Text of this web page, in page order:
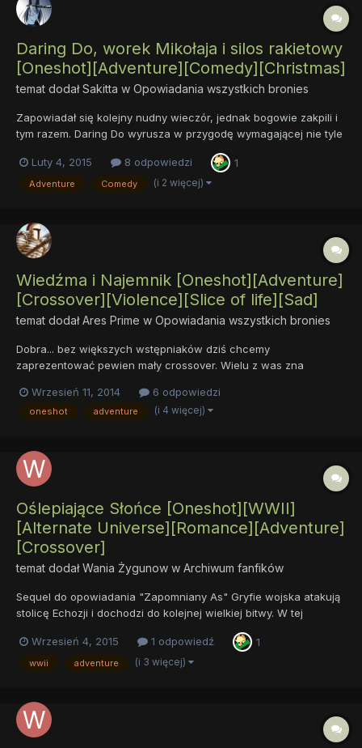
Daring Do, worek Mikołaja i silos rakietowy
[Oneshot][Adventure][Comedy][Christmas]
temat dodałSakitta w Opowiadania wszystkich bronies
Zapowiadał się kolejny nudny wieczór, jednak bogowie zakpili i
tym razem. Daring Do wyrusza w przygodę wymagającej nie tyle
się, aby przyzwoitość nawet tu nie zawitała. Opowiadanie
stworzone nie tyle z artystycznej potrzeby, co z samej chę...
Luty 4, 2015 8 odpowiedzi 1
Adventure Comedy (i 2 więcej)
Wiedźma i Najemnik [Oneshot][Adventure]
[Crossover][Violence][Slice of life][Sad]
temat dodałAres Prime w Opowiadania wszystkich bronies
Dobra... bez większych wstępniaków dziś chcemy
zaprezentować pewien mały crossover. Wielu z was zna
tych dwóch opowiadań uraczył nas kilkoma ciekawymi artami z
tych fików, toteż postanowiliśmy z Zodiakiem napisać w
Wrzesień 11, 2014 6 odpowiedzi
oneshot adventure (i 4 więcej)
Oślepiające Słońce [Oneshot][WWII]
[Alternate Universe][Romance][Adventure]
[Crossover]
temat dodałWania Żygunow w Archiwum fanfików
Sequel do opowiadania "Zapomniany As" Gryfie wojska atakują
stolicę Echozji i dochodzi do kolejnej wielkiej bitwy. W tej
miłość Spitfire i rozwikłać zagadkę swojej przeszłości.
Niespodziewanie w jego życiu pojawia się inna klacz......
Wrzesień 4, 2015 1 odpowiedź 1
wwii adventure (i 3 więcej)